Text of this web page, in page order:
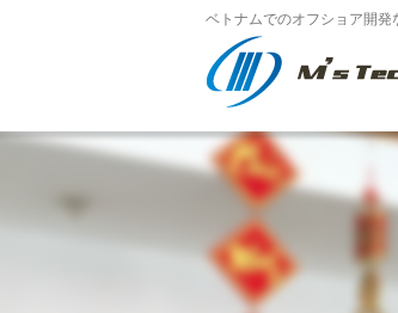
ベトナムでのオフショア開